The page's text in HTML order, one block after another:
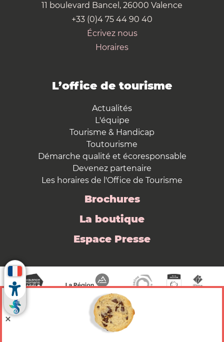
11 boulevard Bancel, 26000 Valence
+33 (0)4 75 44 90 40
Écrivez nous
Horaires
L’office de tourisme
Actualités
L'équipe
Tourisme & Handicap
Toutourisme
Démarche qualité et écoresponsable
Devenez partenaire
Les horaires de l'Office de Tourisme
Brochures
La boutique
Espace Presse